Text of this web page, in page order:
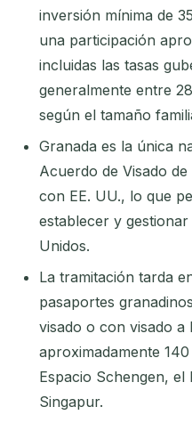
inversión mínima de
una participación
incluidas las tasas
generalmente entre
según el tamaño
Granada es la única
Acuerdo de Visado
con EE. UU., lo que
establecer y
Unidos.
La tramitación tarda
pasaportes
visado o con visado a
aproximadamente
Espacio Schengen, el
Singapur.